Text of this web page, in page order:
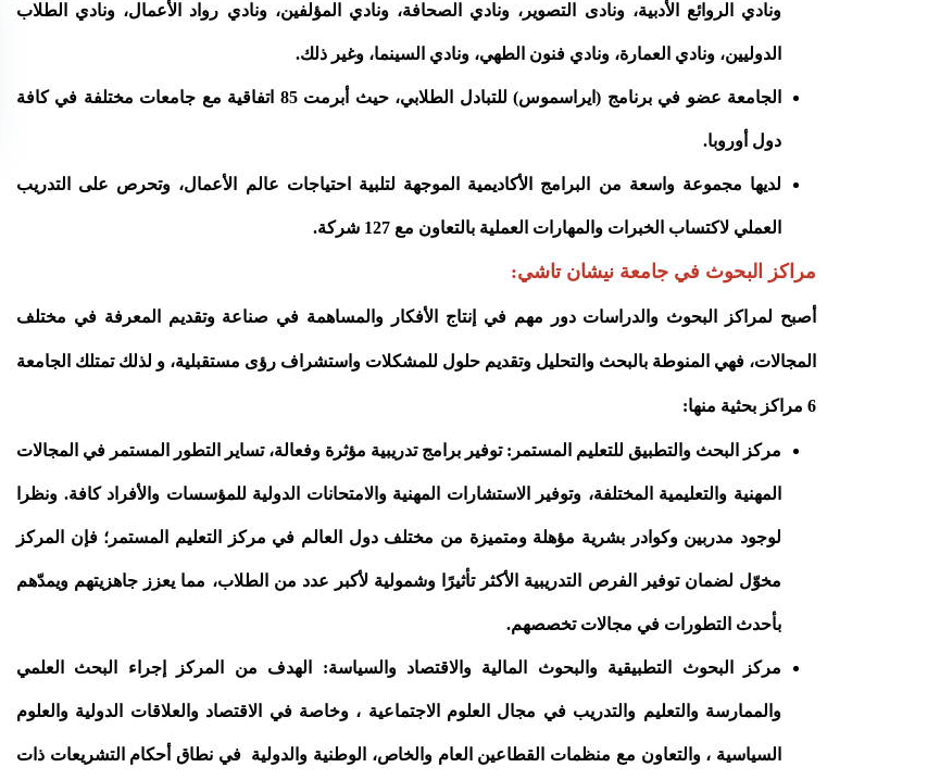
ونادي الروائع الأدبية، ونادى التصوير، ونادي الصحافة، ونادي المؤلفين، ونادي رواد الأعمال، ونادي الطلاب
الدوليين، ونادي العمارة، ونادي فنون الطهي، ونادي السينما، وغير ذلك.
الجامعة عضو في برنامج (ايراسموس) للتبادل الطلابي، حيث أبرمت 85 اتفاقية مع جامعات مختلفة في كافة
دول أوروبا.
لديها مجموعة واسعة من البرامج الأكاديمية الموجهة لتلبية احتياجات عالم الأعمال، وتحرص على التدريب
العملي لاكتساب الخبرات والمهارات العملية بالتعاون مع 127 شركة.
مراكز البحوث في جامعة نيشان تاشي:
أصبح لمراكز البحوث والدراسات دور مهم في إنتاج الأفكار والمساهمة في صناعة وتقديم المعرفة في مختلف
المجالات، فهي المنوطة بالبحث والتحليل وتقديم حلول للمشكلات واستشراف رؤى مستقبلية، و لذلك تمتلك الجامعة
6 مراكز بحثية منها:
مركز البحث والتطبيق للتعليم المستمر: توفير برامج تدريبية مؤثرة وفعالة، تساير التطور المستمر في المجالات
المهنية والتعليمية المختلفة، وتوفير الاستشارات المهنية والامتحانات الدولية للمؤسسات والأفراد كافة. ونظرا
لوجود مدربين وكوادر بشرية مؤهلة ومتميزة من مختلف دول العالم في مركز التعليم المستمر؛ فإن المركز
مخوّل لضمان توفير الفرص التدريبية الأكثر تأثيرًا وشمولية لأكبر عدد من الطلاب، مما يعزز جاهزيتهم ويمدّهم
بأحدث التطورات في مجالات تخصصهم.
مركز البحوث التطبيقية والبحوث المالية والاقتصاد والسياسة: الهدف من المركز إجراء البحث العلمي
والممارسة والتعليم والتدريب في مجال العلوم الاجتماعية ، وخاصة في الاقتصاد والعلاقات الدولية والعلوم
السياسية ، والتعاون مع منظمات القطاعين العام والخاص، الوطنية والدولية في نطاق أحكام التشريعات ذات